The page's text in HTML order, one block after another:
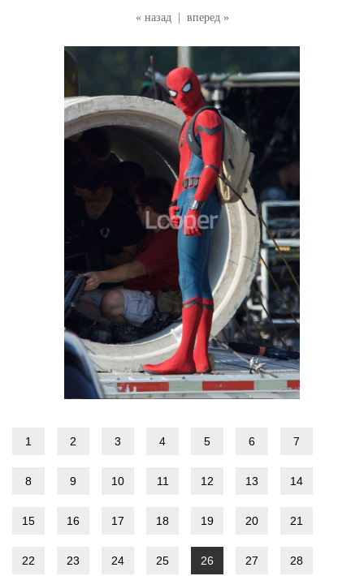
« назад
вперед »
1 2 3 4 5 6 7
8 9 10 11 12 13 14
15 16 17 18 19 20 21
22 23 24 25 26 27 28